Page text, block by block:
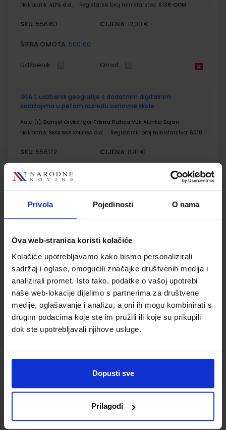
Privola Pojedinosti O nama
Ova web-stranica koristi kolačiće
Kolačiće upotrebljavamo kako bismo personalizirali
sadržaj i oglase, omogućili značajke društvenih medija i
analizirali promet. Isto tako, podatke o vašoj upotrebi
naše web-lokacije dijelimo s partnerima za društvene
medije, oglašavanje i analizu, a oni ih mogu kombinirati s
drugim podacima koje ste im pružili ili koje su prikupili
dok ste upotrebljavali njihove usluge.
Dopusti sve
Prilagodi
Nakladnik: ALFA d.d. Registarski broj ministarstva: 6138-DOM
SKU: 556163 CIJENA: 12,00 €
ŠIFRA OMOTA: 500160
Udžbenik Omot
GEA 1; udžbenik geografije s dodatnim digitalnim
sadržajima u petom razredu osnovne škole
Autor(i): Danijel Orešić Igor Tišma Ružica Vuk Alenka Bujan
Nakladnik: ŠKOLSKA KNJIGA d.d. Registarski broj ministarstva: 6018
SKU: 556172 CIJENA: 8,41 €
ŠIFRA OMOTA:500170
Udžbenik Omot
Nakladnik:ŠKOLSKA KNJIGA d.d. Registarski broj ministarstva:6018-
DOM
SKU: 556173 CIJENA:
ŠIFRA OMOTA: 500170
Udžbenik Omot
GEA 1; nastavni listići za samovrednovanje i razumijevanje